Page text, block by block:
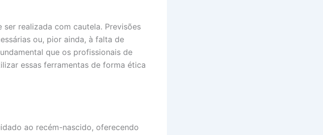
realizada com cautela. Previsões
ou, pior ainda, à falta de
que os profissionais de
essas ferramentas de forma ética
ao recém-nascido, oferecendo